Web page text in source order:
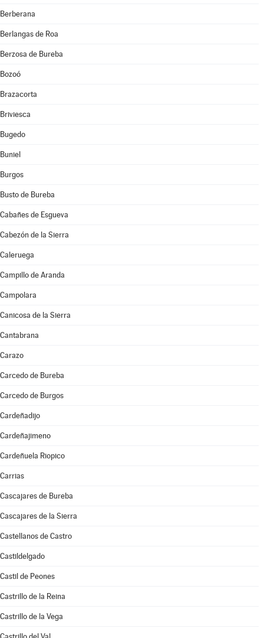
Berberana
Berlangas de Roa
Berzosa de Bureba
Bozoó
Brazacorta
Briviesca
Bugedo
Buniel
Burgos
Busto de Bureba
Cabañes de Esgueva
Cabezón de la Sierra
Caleruega
Campillo de Aranda
Campolara
Canicosa de la Sierra
Cantabrana
Carazo
Carcedo de Bureba
Carcedo de Burgos
Cardeñadijo
Cardeñajimeno
Cardeñuela Riopico
Carrias
Cascajares de Bureba
Cascajares de la Sierra
Castellanos de Castro
Castildelgado
Castil de Peones
Castrillo de la Reina
Castrillo de la Vega